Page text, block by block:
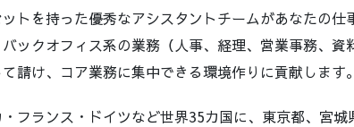
トを持った優秀なアシスタントチームがあなたの仕
ックオフィス系の業務（人事、経理、営業事務、資
請け、コア業務に集中できる環境作りに貢献します。
フランス・ドイツなど世界35カ国に、東京都、宮